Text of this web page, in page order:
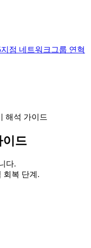
지점 네트워크 그룹 연혁
해석 가이드
이드
다.
회복 단계.